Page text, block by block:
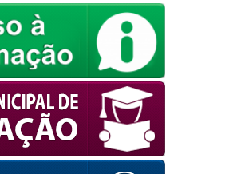
powered by WPCookiePro